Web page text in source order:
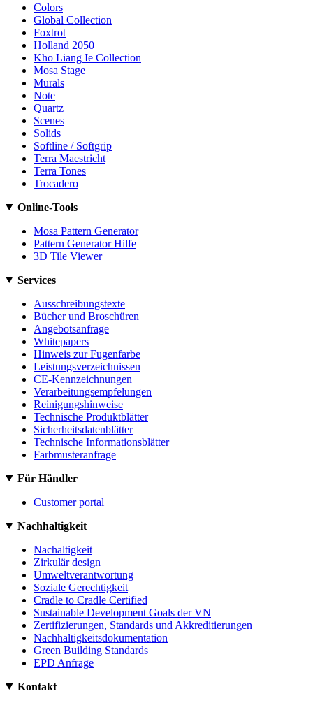
Colors
Global Collection
Foxtrot
Holland 2050
Kho Liang Ie Collection
Mosa Stage
Murals
Note
Quartz
Scenes
Solids
Softline / Softgrip
Terra Maestricht
Terra Tones
Trocadero
Online-Tools
Mosa Pattern Generator
Pattern Generator Hilfe
3D Tile Viewer
Services
Ausschreibungstexte
Bücher und Broschüren
Angebotsanfrage
Whitepapers
Hinweis zur Fugenfarbe
Leistungsverzeichnissen
CE-Kennzeichnungen
Verarbeitungsempfelungen
Reinigungshinweise
Technische Produktblätter
Sicherheitsdatenblätter
Technische Informationsblätter
Farbmusteranfrage
Für Händler
Customer portal
Nachhaltigkeit
Nachaltigkeit
Zirkulär design
Umweltverantwortung
Soziale Gerechtigkeit
Cradle to Cradle Certified
Sustainable Development Goals der VN
Zertifizierungen, Standards und Akkreditierungen
Nachhaltigkeitsdokumentation
Green Building Standards
EPD Anfrage
Kontakt